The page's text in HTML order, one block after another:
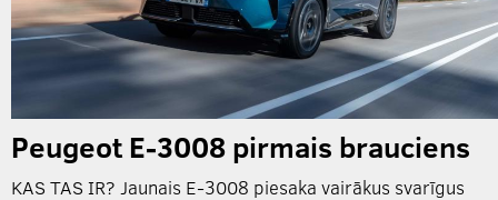
Peugeot E-3008 pirmais brauciens
KAS TAS IR? Jaunais E-3008 piesaka vairākus svarīgus